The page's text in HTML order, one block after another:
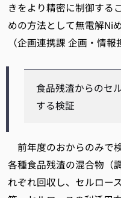
きをより精密に制御する
めの方法として無電解Ni
（企画連携課 企画・情報
食品残渣からのセ
する検証
前年度のおからのみで
各種食品残渣の混合物（
れぞれ回収し、セルロー